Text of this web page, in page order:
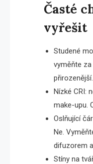
Časté
vyřešit
Studené
vyměňte za
přirozenější.
Nízké CRI:
make-upu.
Oslňující
Ne.
difuzorem
Stíny na